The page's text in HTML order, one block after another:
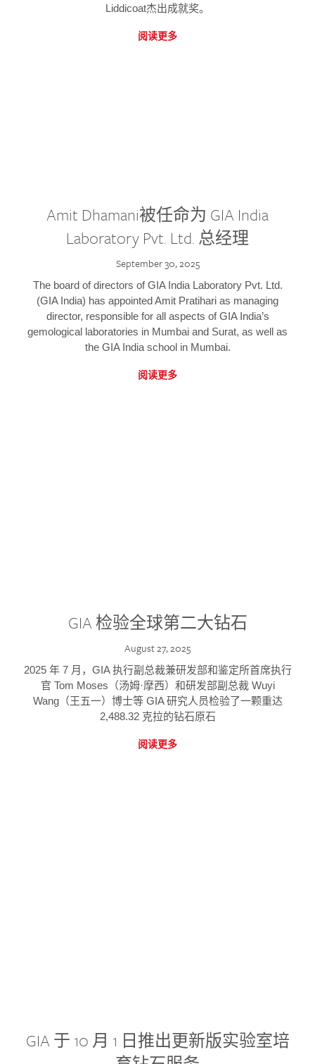
Liddicoat杰出成就奖。
阅读更多
Amit Dhamani被任命为 GIA India
Laboratory Pvt. Ltd. 总经理
September 30, 2025
The board of directors of GIA India Laboratory Pvt. Ltd.
(GIA India) has appointed Amit Pratihari as managing
director, responsible for all aspects of GIA India’s
gemological laboratories in Mumbai and Surat, as well as
the GIA India school in Mumbai.
阅读更多
GIA 检验全球第二大钻石
August 27, 2025
2025 年 7 月，GIA 执行副总裁兼研发部和鉴定所首席执行
官 Tom Moses（汤姆·摩西）和研发部副总裁 Wuyi
Wang（王五一）博士等 GIA 研究人员检验了一颗重达
2,488.32 克拉的钻石原石
阅读更多
GIA 于 10 月 1 日推出更新版实验室培